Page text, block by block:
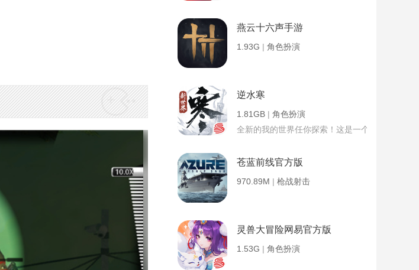
燕云十六声手游
1.93G | 角色扮演
逆水寒
1.81GB | 角色扮演
全新的我的世界任你探索！这是一个小提示字段。
苍蓝前线官方版
970.89M | 枪战射击
灵兽大冒险网易官方版
1.53G | 角色扮演